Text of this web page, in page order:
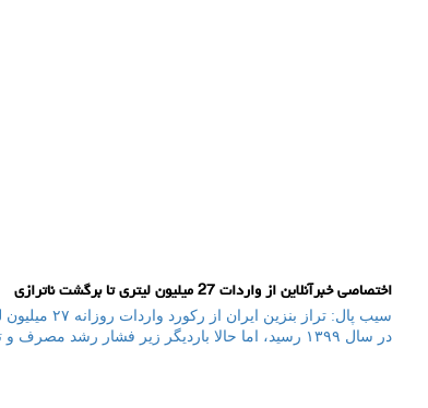
اختصاصی خبرآنلاین از واردات 27 میلیون لیتری تا برگشت ناترازی
در سال ۱۳۹۹ رسید، اما حالا باردیگر زیر فشار رشد مصرف و توقف توسعه ظرفیت ها قرار گرفته است.